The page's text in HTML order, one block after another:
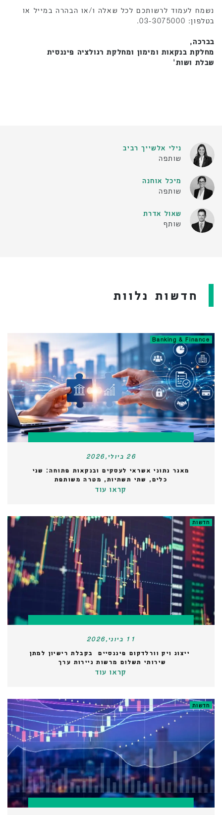
נשמח לעמוד לרשותכם לכל שאלה ו/או הבהרה במייל או
בטלפון: 03-3075000.
בברכה,
מחלקת בנקאות ומימון ומחלקת רגולציה פיננסית
שבלת ושות'
נילי אלשייך רביב
שותפה
מיכל אוחנה
שותפה
שאול אדרת
שותף
חדשות נלוות
Banking & Finance
26 ביולי,2026
מאגר נתוני אשראי לעסקים ובנקאות פתוחה: שני
כלים, שתי תשתיות, מטרה משותפת
קראו עוד
חדשות
11 ביוני,2026
ייצוג ויק וורלדקום פיננסיים בקבלת רישיון למתן
שירותי תשלום מרשות ניירות ערך
קראו עוד
חדשות